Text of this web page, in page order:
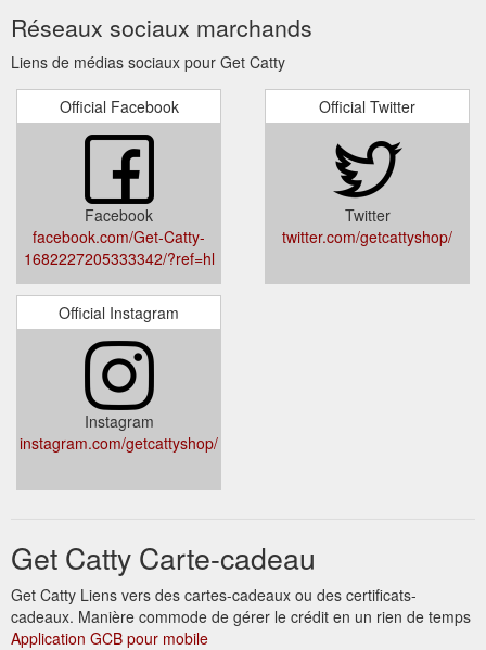
Réseaux sociaux marchands
Liens de médias sociaux pour Get Catty
Official Facebook
Facebook
facebook.com/Get-Catty-
1682227205333342/?ref=hl
Official Twitter
Twitter
twitter.com/getcattyshop/
Official Instagram
Instagram
instagram.com/getcattyshop/
Get Catty Carte-cadeau
Get Catty Liens vers des cartes-cadeaux ou des certificats-
cadeaux. Manière commode de gérer le crédit en un rien de temps
Application GCB pour mobile